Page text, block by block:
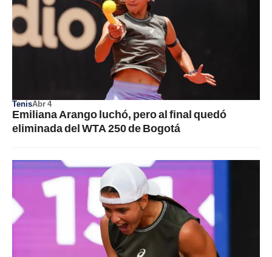
TenisAbr 4
Emiliana Arango luchó, pero al final quedó
eliminada del WTA 250 de Bogotá